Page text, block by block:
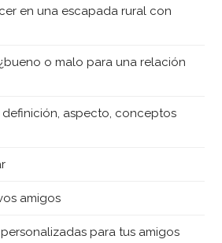
en una escapada rural con
o malo para una relación
aspecto, conceptos
amigos
para tus amigos